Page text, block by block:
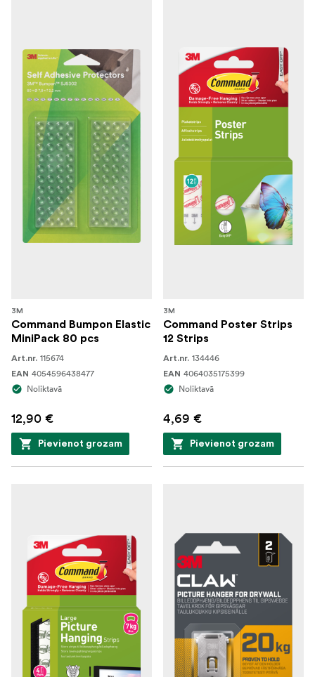
3M
Command Bumpon Elastic
MiniPack 80 pcs
Art.nr. 115674
EAN 4054596438477
Noliktavā
12,90 €
Pievienot grozam
3M
Command Poster Strips
12 Strips
Art.nr. 134446
EAN 4064035175399
Noliktavā
4,69 €
Pievienot grozam